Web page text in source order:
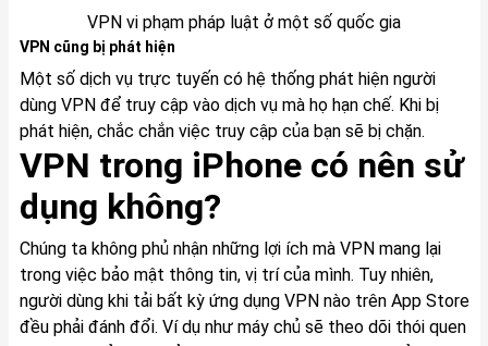
VPN vi phạm pháp luật ở một số quốc gia
VPN cũng bị phát hiện
Một số dịch vụ trực tuyến có hệ thống phát hiện người
dùng VPN để truy cập vào dịch vụ mà họ hạn chế. Khi bị
phát hiện, chắc chắn việc truy cập của bạn sẽ bị chặn.
VPN trong iPhone có nên sử
dụng không?
Chúng ta không phủ nhận những lợi ích mà VPN mang lại
trong việc bảo mật thông tin, vị trí của mình. Tuy nhiên,
người dùng khi tải bất kỳ ứng dụng VPN nào trên App Store
đều phải đánh đổi. Ví dụ như máy chủ sẽ theo dõi thói quen